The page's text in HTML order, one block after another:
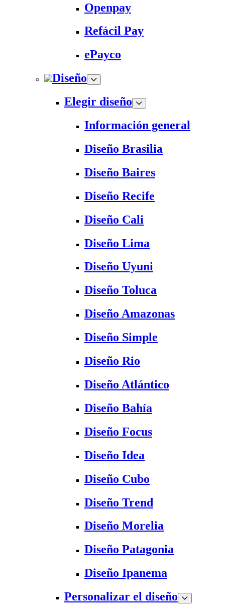
Openpay
Refácil Pay
ePayco
Diseño
Elegir diseño
Información general
Diseño Brasilia
Diseño Baires
Diseño Recife
Diseño Cali
Diseño Lima
Diseño Uyuni
Diseño Toluca
Diseño Amazonas
Diseño Simple
Diseño Rio
Diseño Atlántico
Diseño Bahía
Diseño Focus
Diseño Idea
Diseño Cubo
Diseño Trend
Diseño Morelia
Diseño Patagonia
Diseño Ipanema
Personalizar el diseño